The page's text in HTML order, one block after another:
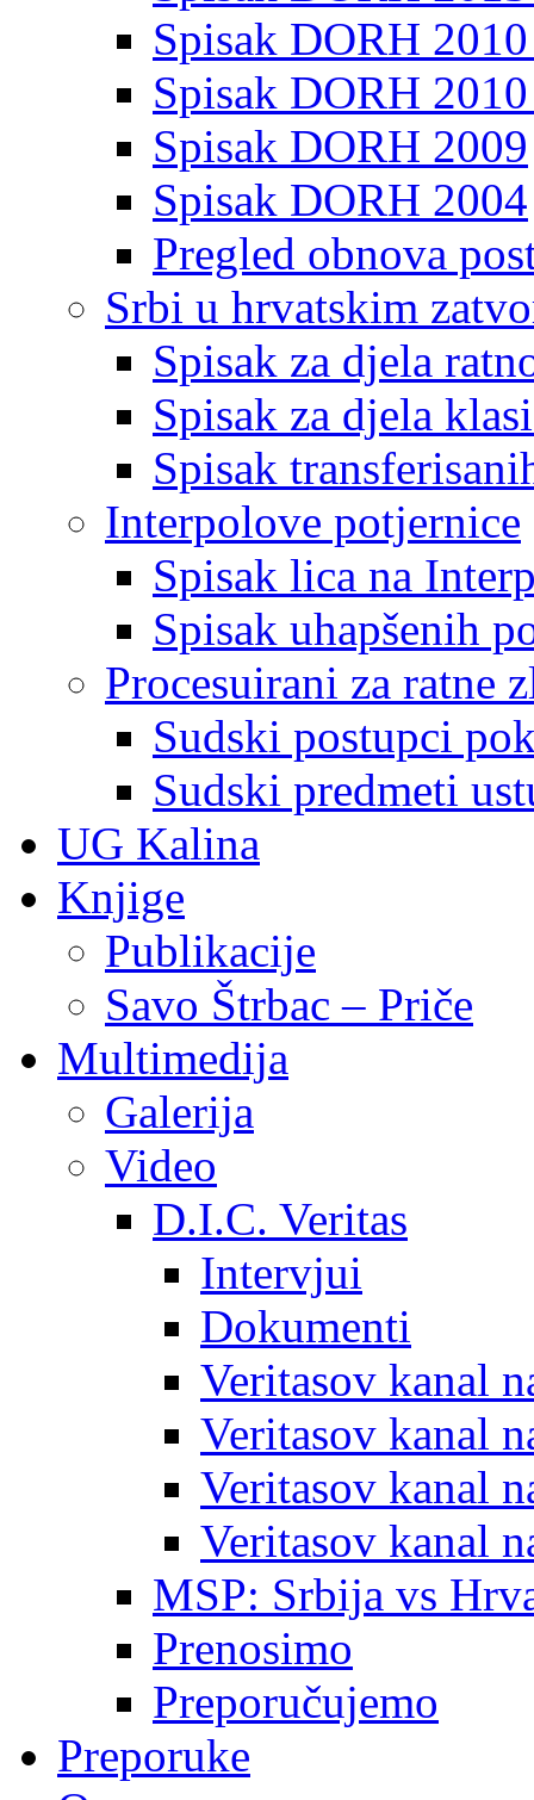
Spisak DORH
Spisak DORH
Spisak DORH 2009
Spisak DORH 2004
Pregled obnova
Srbi u hrvatskim
Spisak za djela
Spisak za djela
Spisak
Interpolove potjernice
Spisak lica na
Spisak uhapšenih
Procesuirani za ratne
Sudski postupci
Sudski predmeti
UG Kalina
Knjige
Publikacije
Savo Štrbac – Priče
Multimedija
Galerija
Video
D.I.C. Veritas
Intervjui
Dokumenti
Veritasov kanal
Veritasov kanal
Veritasov kanal
Veritasov kanal
MSP: Srbija vs
Prenosimo
Preporučujemo
Preporuke